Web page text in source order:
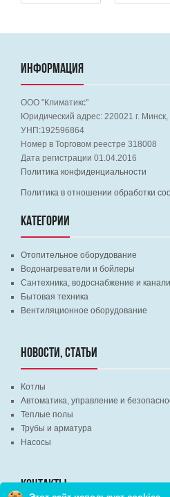
ИНФОРМАЦИЯ
ООО "Климатикс"
Юридический адрес: 220021 г.
УНП:192596864
Номер в Торговом реестре 318008
Дата регистрации 01.04.2016
Политика конфиденциальности
Политика в отношении обработки
КАТЕГОРИИ
Отопительное оборудование
Водонагреватели и бойлеры
Сантехника, водоснабжение и
Бытовая техника
Вентиляционное оборудование
НОВОСТИ, СТАТЬИ
Котлы
Автоматика, управление и
Теплые полы
Трубы и арматура
Насосы
КОНТАКТЫ